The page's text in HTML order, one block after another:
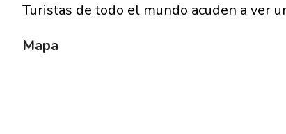
Turistas de todo el mundo acuden a ver
Mapa